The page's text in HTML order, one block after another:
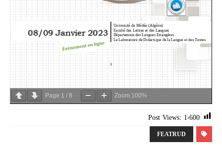
Page 1 / 8 Zoom 100%
Post Views: 1٬600
FEATRUD